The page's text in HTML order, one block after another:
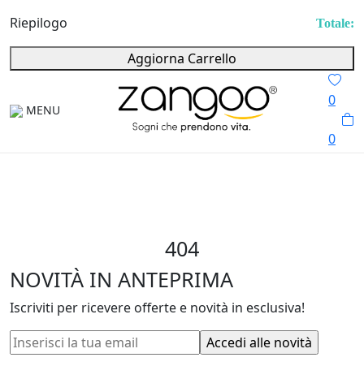
Riepilogo
Totale:
Aggiorna Carrello
MENU
0
0
404
NOVITÀ IN ANTEPRIMA
Iscriviti per ricevere offerte e novità in esclusiva!